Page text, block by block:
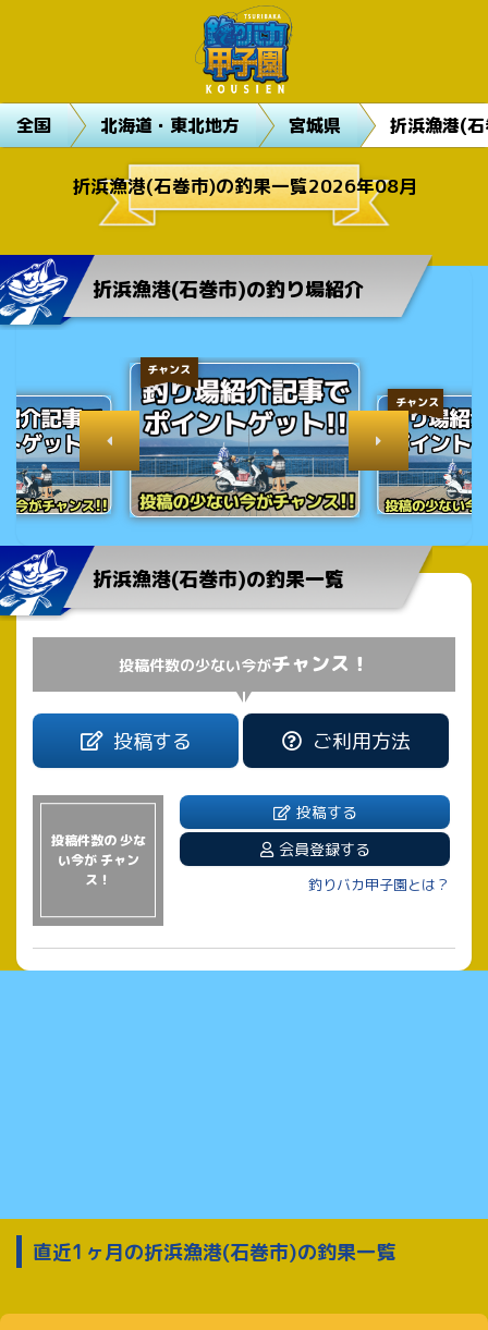
全国 北海道・東北地方 宮城県 折浜漁港(
折浜漁港(石巻市)の釣果一覧2026年08月
折浜漁港(石巻市)の釣り場紹介
チャンス
チャンス
折浜漁港(石巻市)の釣果一覧
投稿件数の少ない今がチャンス！
投稿する ご利用方法
投稿件数の 少な
い今が チャン
ス！
投稿する
会員登録する
釣りバカ甲子園とは？
直近1ヶ月の折浜漁港(石巻市)の釣果一覧